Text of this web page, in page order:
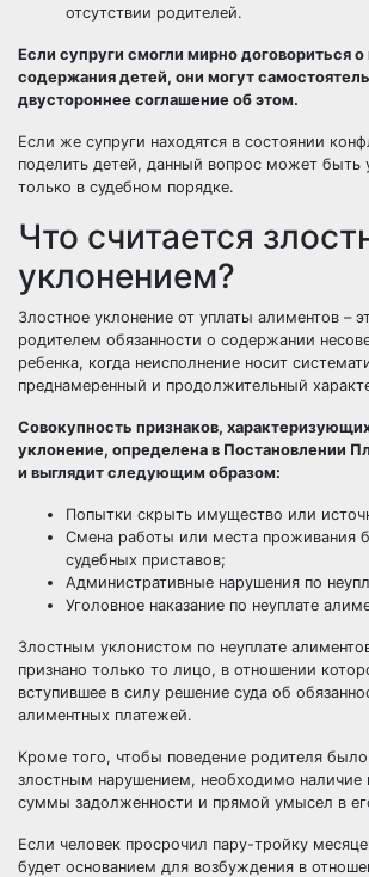
отсутствии родителей.
Если супруги смогли мирно договориться
содержания детей, они могут
двустороннее соглашение об этом.
Если же супруги находятся в состоянии
поделить детей, данный вопрос может быть
только в судебном порядке.
Что считается
уклонением?
Злостное уклонение от уплаты алиментов –
родителем обязанности о содержании
ребенка, когда неисполнение носит
преднамеренный и продолжительный
Совокупность признаков,
уклонение, определена в Постановлении
и выглядит следующим образом:
Попытки скрыть имущество или
Смена работы или места проживания
судебных приставов;
Административные нарушения по
Уголовное наказание по неуплате
Злостным уклонистом по неуплате
признано только то лицо, в отношении
вступившее в силу решение суда об
алиментных платежей.
Кроме того, чтобы поведение родителя было
злостным нарушением, необходимо наличие
суммы задолженности и прямой умысел в
Если человек просрочил пару-тройку
будет основанием для возбуждения в